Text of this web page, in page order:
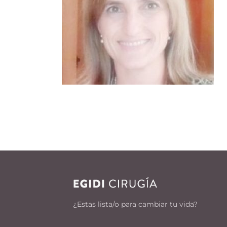
¿Estas lista/o para cambiar tu vida?